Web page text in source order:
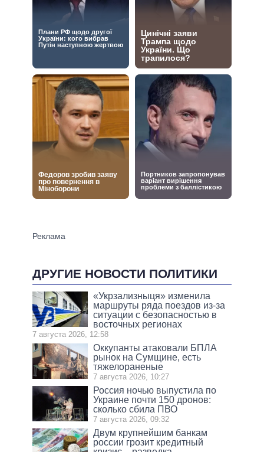
ДРУГИЕ НОВОСТИ ПОЛИТИКИ
«Укрзализныця» изменила
маршруты ряда поездов из-за
ситуации с безопасностью в
восточных регионах
7 августа 2026, 12:58
Оккупанты атаковали БПЛА
рынок на Сумщине, есть
тяжелораненые
7 августа 2026, 10:27
Россия ночью выпустила по
Украине почти 150 дронов:
сколько сбила ПВО
7 августа 2026, 09:32
Двум крупнейшим банкам
россии грозит кредитный